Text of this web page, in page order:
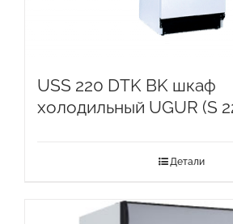
USS 220 DTK BK шкаф
холодильный UGUR (S
Детали